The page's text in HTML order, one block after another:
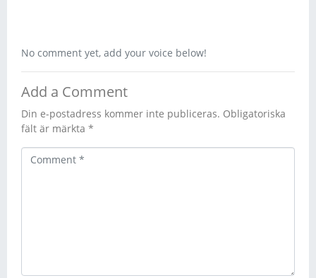
No comment yet, add your voice below!
Add a Comment
Din e-postadress kommer inte publiceras. Obligatoriska
fält är märkta *